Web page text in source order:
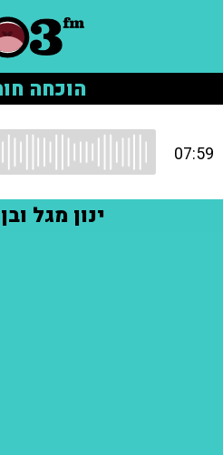
הוכחה
07:59
ינון מגל